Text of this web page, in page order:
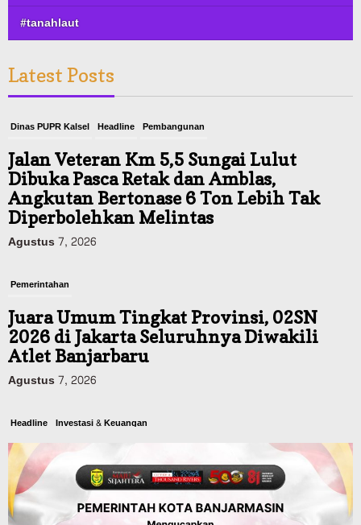
#tanahlaut
Latest Posts
Dinas PUPR Kalsel Headline Pembangunan
Jalan Veteran Km 5,5 Sungai Lulut
Dibuka Pasca Retak dan Amblas,
Angkutan Bertonase 6 Ton Lebih Tak
Diperbolehkan Melintas
Agustus 7, 2026
Pemerintahan
Juara Umum Tingkat Provinsi, 02SN
2026 di Jakarta Seluruhnya Diwakili
Atlet Banjarbaru
Agustus 7, 2026
Headline Investasi & Keuangan
KUA-PPAS 2027 Banjarbaru Defisit 170
Miliar, Pendapatan 1,2 Triliun Belanja
1,37 Triliun, Tutup Kekurangan dari
SiLPA